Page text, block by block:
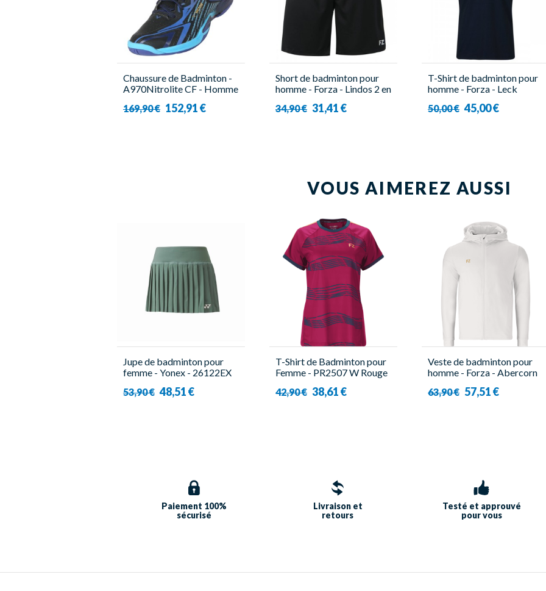
Chaussure de Badminton -
A970Nitrolite CF - Homme
169,90 € 152,91 €
Short de badminton pour
homme - Forza - Lindos 2 en
34,90 € 31,41 €
T-Shirt de badminton pour
homme - Forza - Leck
50,00 € 45,00 €
VOUS AIMEREZ AUSSI
Jupe de badminton pour
femme - Yonex - 26122EX
53,90 € 48,51 €
T-Shirt de Badminton pour
Femme - PR2507 W Rouge
42,90 € 38,61 €
Veste de badminton pour
homme - Forza - Abercorn
63,90 € 57,51 €
Paiement 100%
sécurisé
Livraison et
retours
Testé et approuvé
pour vous